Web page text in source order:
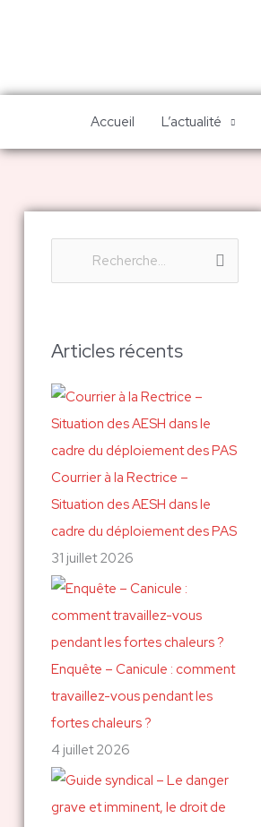
Accueil L’actualité
h
r
c
h
e
r
:
Articles récents
Courrier à la Rectrice –
Situation des AESH dans le
cadre du déploiement des PAS
31 juillet 2026
Enquête – Canicule : comment
travaillez-vous pendant les
fortes chaleurs ?
4 juillet 2026